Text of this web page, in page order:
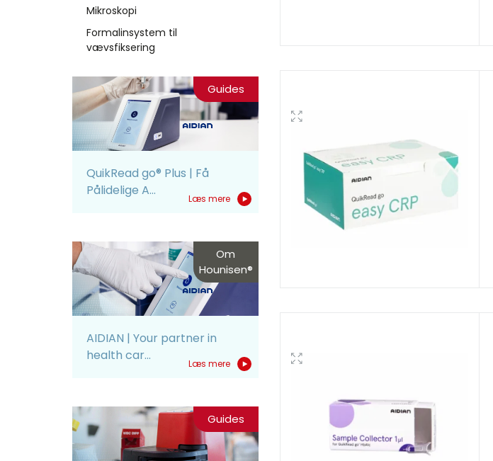
Mikroskopi
Formalinsystem til
vævsfiksering
Guides
QuikRead go® Plus | Få
Pålidelige A...
Læs mere
Om
Hounisen®
AIDIAN | Your partner in
health car...
Læs mere
Guides